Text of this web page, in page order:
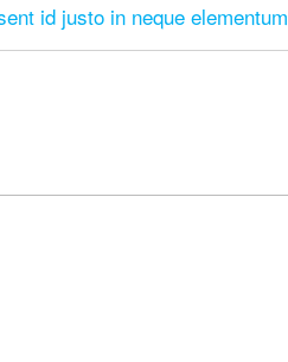
id justo in neque elementum